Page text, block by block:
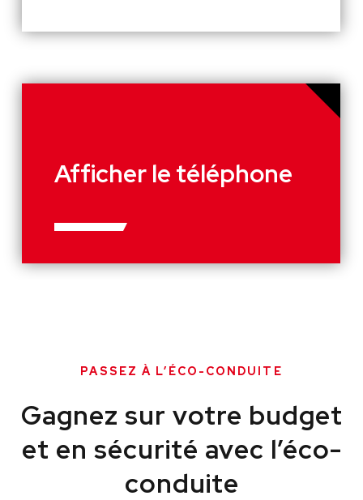
Afficher le téléphone
PASSEZ À L’ÉCO-CONDUITE
Gagnez sur votre budget
et en sécurité avec l’éco-
conduite